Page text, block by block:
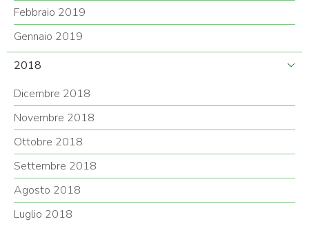
Febbraio 2019
Gennaio 2019
2018
Dicembre 2018
Novembre 2018
Ottobre 2018
Settembre 2018
Agosto 2018
Luglio 2018